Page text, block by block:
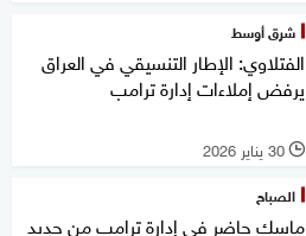
شرق أوسط
الفتلاوي: الإطار التنسيقي في العراق
يرفض إملاءات إدارة ترامب
l 30 يناير 2026
الصباح
ماسك حاضر في إدارة ترامب من جديد